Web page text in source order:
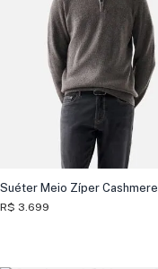
Suéter Meio Zíper Cashmere
R$ 3.699